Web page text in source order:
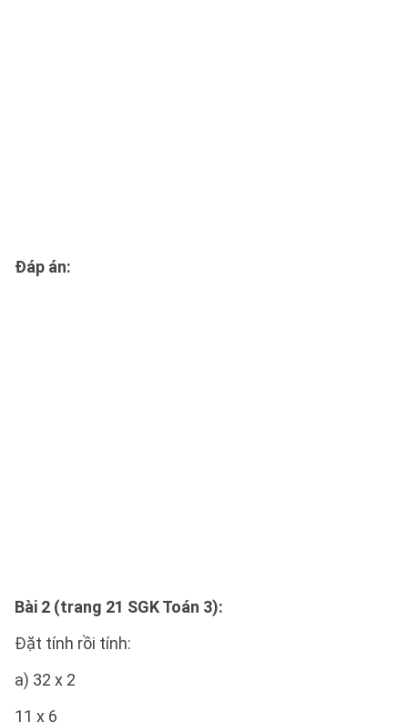
Đáp án:
Bài 2 (trang 21 SGK Toán 3):
Đặt tính rồi tính:
a) 32 x 2
11 x 6